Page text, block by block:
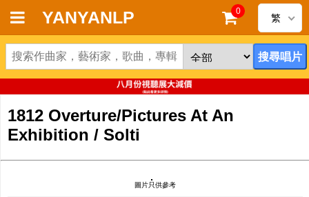
首頁
新到黑膠唱片
新到CD
黑膠唱片
YANYANLP 0
繁
1812 Overture/Pictures At An
Exhibition / Solti
圖片只供參考